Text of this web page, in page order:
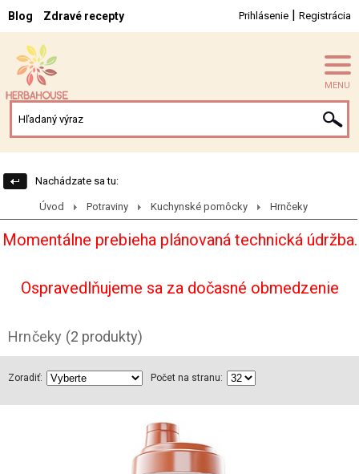
Blog Zdravé recepty Prihlásenie | Registrácia
MENU
Nachádzate sa tu:
Úvod Potraviny Kuchynské pomôcky Hrnčeky
Momentálne prebieha plánovaná technická údržba.
Ospravedlňujeme sa za dočasné obmedzenie
Hrnčeky (2 produkty)
Zoradiť: Počet na stranu: